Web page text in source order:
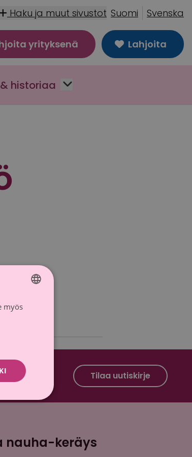
Haku ja muut sivustot Suomi Svenska
yrityksenä Lahjoita
historiaa
Facebook
nauha Instagram Tilaa uutiskirje
nauha-keräys
FINNISH
myös